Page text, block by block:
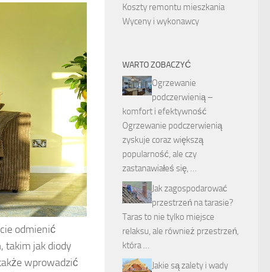
odmienić
takim jak diody
wprowadzić
Koszty remontu mieszkania
Wyceny i wykonawcy
WARTO ZOBACZYĆ
Ogrzewanie
podczerwienią –
komfort i efektywność
Ogrzewanie podczerwienią
zyskuje coraz większą
popularność, ale czy
zastanawiałeś się, …
Jak zagospodarować
przestrzeń na tarasie?
Taras to nie tylko miejsce
relaksu, ale również przestrzeń,
która …
Jakie są zalety i wady